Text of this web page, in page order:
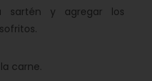
y agregar los
carne.